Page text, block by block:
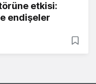
etkisi:
endişeler